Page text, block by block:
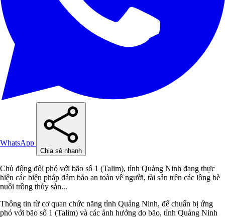
WhatsApp
Chia sẻ nhanh
Chủ động đối phó với bão số 1 (Talim), tỉnh Quảng Ninh đang thực
hiện các biện pháp đảm bảo an toàn về người, tài sản trên các lồng bè
nuôi trồng thủy sản...
Thông tin từ cơ quan chức năng tỉnh Quảng Ninh, để chuẩn bị ứng
phó với bão số 1 (Talim) và các ảnh hưởng do bão, tỉnh Quảng Ninh